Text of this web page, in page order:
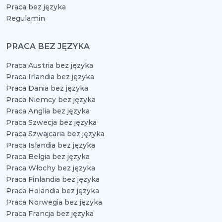
Praca bez języka
Regulamin
PRACA BEZ JĘZYKA
Praca Austria bez języka
Praca Irlandia bez języka
Praca Dania bez języka
Praca Niemcy bez języka
Praca Anglia bez języka
Praca Szwecja bez języka
Praca Szwajcaria bez języka
Praca Islandia bez języka
Praca Belgia bez języka
Praca Włochy bez języka
Praca Finlandia bez języka
Praca Holandia bez języka
Praca Norwegia bez języka
Praca Francja bez języka